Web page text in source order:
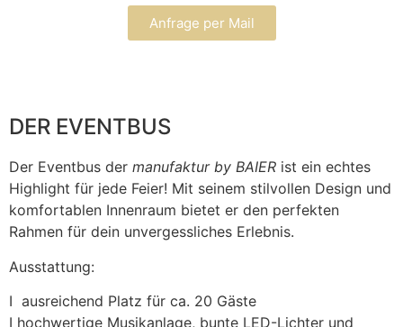
Anfrage per Mail
DER EVENTBUS
Der Eventbus der manufaktur by BAIER ist ein echtes
Highlight für jede Feier! Mit seinem stilvollen Design und
komfortablen Innenraum bietet er den perfekten
Rahmen für dein unvergessliches Erlebnis.
Ausstattung:
I ausreichend Platz für ca. 20 Gäste
I hochwertige Musikanlage, bunte LED-Lichter und